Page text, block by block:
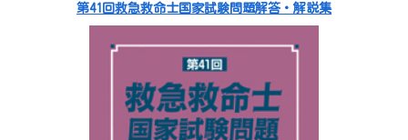
第41回救急救命士国家試験問題解答・解説集